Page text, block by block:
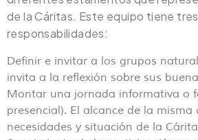
de la Cáritas. Este equipo tiene tres
responsabilidades:
Definir e invitar a los grupos
invita a la reflexión sobre sus
Montar una jornada informativa o
presencial). El alcance de la misma
necesidades y situación de la